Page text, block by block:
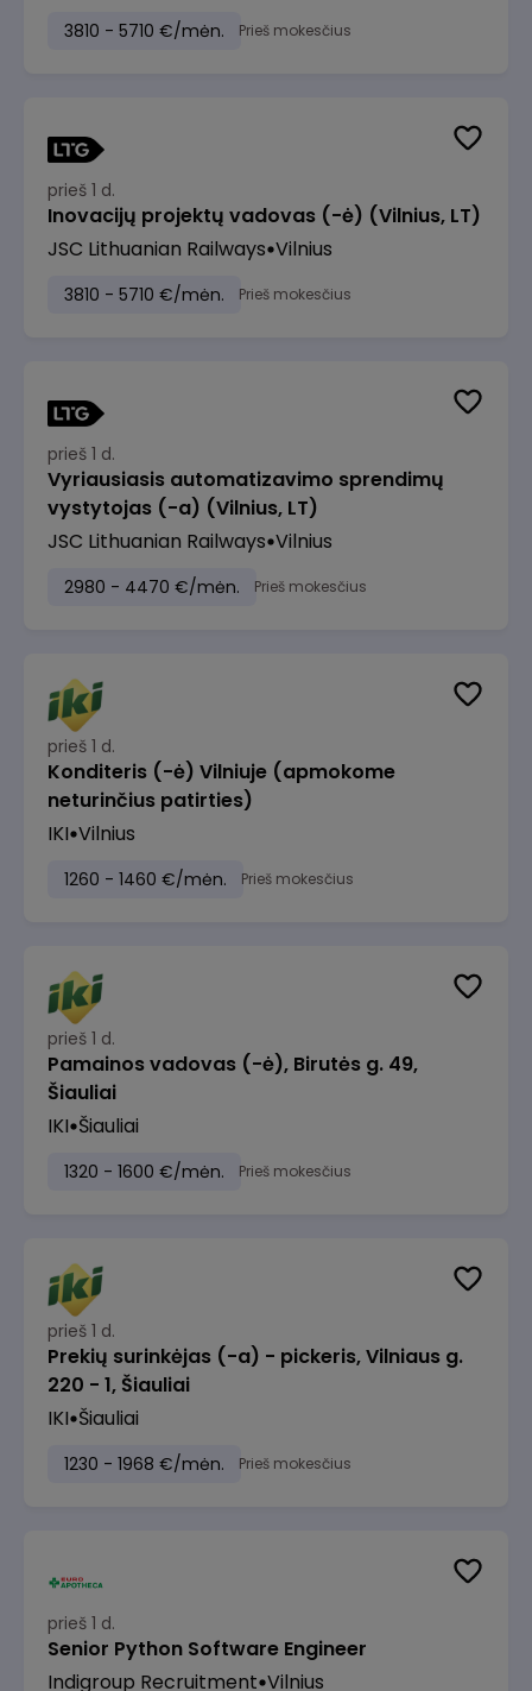
3810 - 5710 €/mėn. Prieš mokesčius
prieš 1 d.
Inovacijų projektų vadovas (-ė) (Vilnius, LT)
JSC Lithuanian Railways Vilnius
3810 - 5710 €/mėn. Prieš mokesčius
prieš 1 d.
Vyriausiasis automatizavimo sprendimų
vystytojas (-a) (Vilnius, LT)
JSC Lithuanian Railways Vilnius
2980 - 4470 €/mėn. Prieš mokesčius
prieš 1 d.
Konditeris (-ė) Vilniuje (apmokome
neturinčius patirties)
IKI Vilnius
1260 - 1460 €/mėn. Prieš mokesčius
prieš 1 d.
Pamainos vadovas (-ė), Birutės g. 49,
Šiauliai
IKI Šiauliai
1320 - 1600 €/mėn. Prieš mokesčius
prieš 1 d.
Prekių surinkėjas (-a) - pickeris, Vilniaus g.
220 - 1, Šiauliai
IKI Šiauliai
1230 - 1968 €/mėn. Prieš mokesčius
prieš 1 d.
Senior Python Software Engineer
Indigroup Recruitment Vilnius